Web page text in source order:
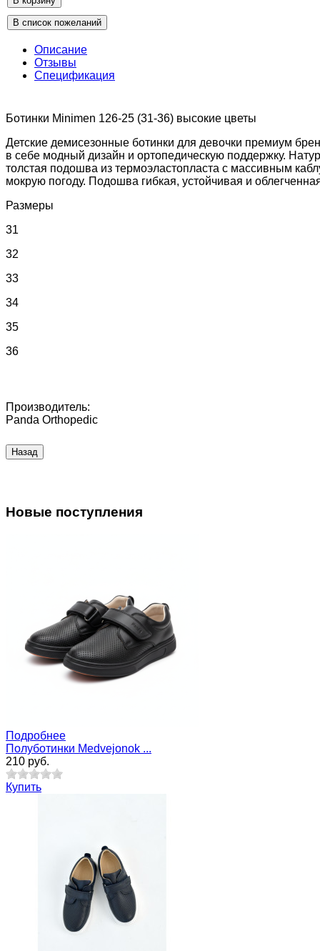
Описание
Отзывы
Спецификация
Ботинки Minimen 126-25 (31-36) высокие цветы
Детские демисезонные ботинки для девочки премиум
в себе модный дизайн и ортопедическую поддержку.
толстая подошва из термоэластопласта с массивным
мокрую погоду. Подошва гибкая, устойчивая и
Размеры
31
32
33
34
35
36
Производитель:
Panda Orthopedic
Новые поступления
Подробнее
Полуботинки Medvejonok ...
210 руб.
Купить